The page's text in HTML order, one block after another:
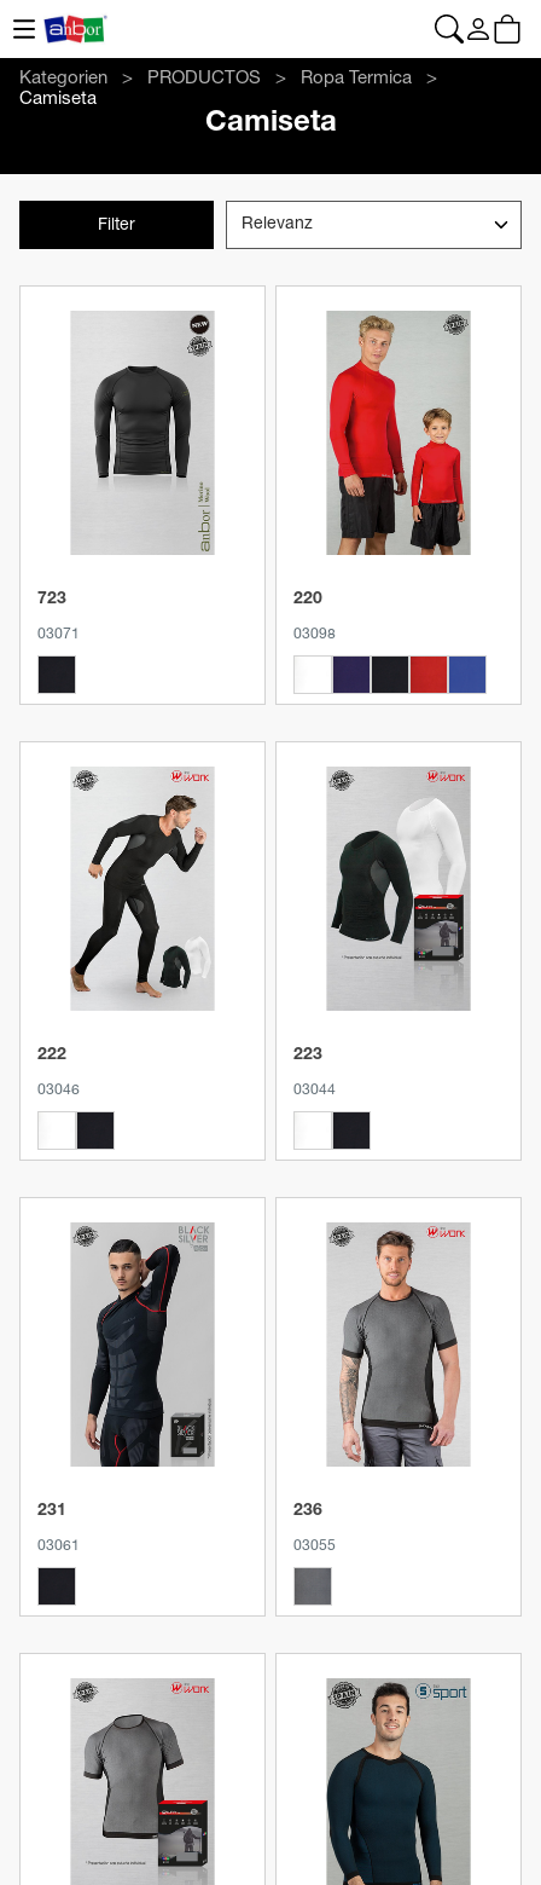
Kategorien PRODUCTOS
Ropa Termica
Camiseta
Camiseta
Filter
Produkt anzeigen
723
03071
Produkt anzeigen
220
03098
Produkt anzeigen
222
03046
Produkt anzeigen
223
03044
Produkt anzeigen
231
03061
Produkt anzeigen
236
03055
Produkt anzeigen Produkt anzeigen